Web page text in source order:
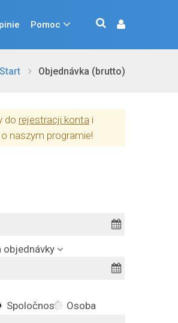
Pomoc
Start Objednávka (brutto)
do rejestracji konta i
naszym programie!
objednávky
Spoločnosť
Osoba